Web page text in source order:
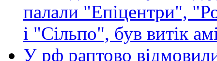
палали "Епіцентри",
і "Сільпо", був витік
У рф раптово